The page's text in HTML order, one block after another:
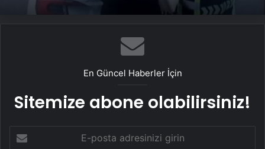
En Güncel Haberler İçin
Sitemize abone olabilirsiniz!
posta